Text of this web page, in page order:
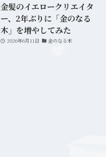
金髪のイエロークリエイタ
ー、2年ぶりに「金のなる
木」を増やしてみた
2026年6月11日 金のなる木